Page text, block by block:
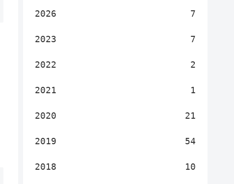
2026 7
2023 7
2022 2
2021 1
2020 21
2019 54
2018 10